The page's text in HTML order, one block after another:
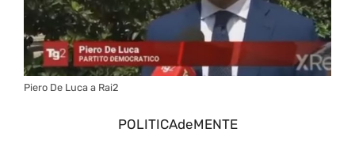
Piero De Luca a Rai2
POLITICAdeMENTE